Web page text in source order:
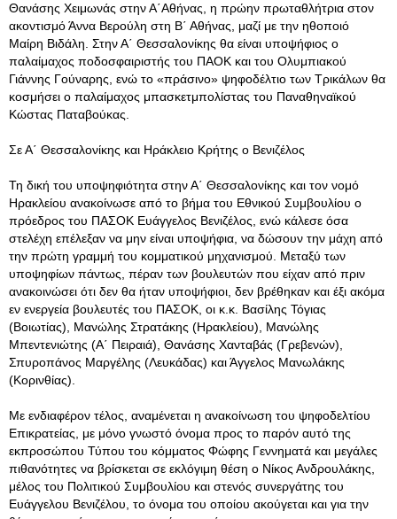
Θανάσης Χειμωνάς στην Α΄Αθήνας, η πρώην πρωταθλήτρια στον
ακοντισμό Άννα Βερούλη στη Β΄ Αθήνας, μαζί με την ηθοποιό
Μαίρη Βιδάλη. Στην Α΄ Θεσσαλονίκης θα είναι υποψήφιος ο
παλαίμαχος ποδοσφαιριστής του ΠΑΟΚ και του Ολυμπιακού
Γιάννης Γούναρης, ενώ το «πράσινο» ψηφοδέλτιο των Τρικάλων θα
κοσμήσει ο παλαίμαχος μπασκετμπολίστας του Παναθηναϊκού
Κώστας Παταβούκας.
Σε Α΄ Θεσσαλονίκης και Ηράκλειο Κρήτης ο Βενιζέλος
Τη δική του υποψηφιότητα στην Α΄ Θεσσαλονίκης και τον νομό
Ηρακλείου ανακοίνωσε από το βήμα του Εθνικού Συμβουλίου ο
πρόεδρος του ΠΑΣΟΚ Ευάγγελος Βενιζέλος, ενώ κάλεσε όσα
στελέχη επέλεξαν να μην είναι υποψήφια, να δώσουν την μάχη από
την πρώτη γραμμή του κομματικού μηχανισμού. Μεταξύ των
υποψηφίων πάντως, πέραν των βουλευτών που είχαν από πριν
ανακοινώσει ότι δεν θα ήταν υποψήφιοι, δεν βρέθηκαν και έξι ακόμα
εν ενεργεία βουλευτές του ΠΑΣΟΚ, οι κ.κ. Βασίλης Τόγιας
(Βοιωτίας), Μανώλης Στρατάκης (Ηρακλείου), Μανώλης
Μπεντενιώτης (Α΄ Πειραιά), Θανάσης Χανταβάς (Γρεβενών),
Σπυροπάνος Μαργέλης (Λευκάδας) και Άγγελος Μανωλάκης
(Κορινθίας).
Με ενδιαφέρον τέλος, αναμένεται η ανακοίνωση του ψηφοδελτίου
Επικρατείας, με μόνο γνωστό όνομα προς το παρόν αυτό της
εκπροσώπου Τύπου του κόμματος Φώφης Γεννηματά και μεγάλες
πιθανότητες να βρίσκεται σε εκλόγιμη θέση ο Νίκος Ανδρουλάκης,
μέλος του Πολιτικού Συμβουλίου και στενός συνεργάτης του
Ευάγγελου Βενιζέλου, το όνομα του οποίου ακούγεται και για την